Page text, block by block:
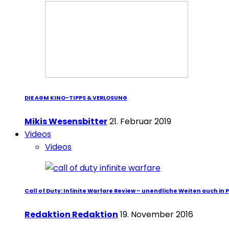
DIE AGM KINO-TIPPS & VERLOSUNG
Mikis Wesensbitter21. Februar 2019
Videos
Videos
Call of Duty: Infinite Warfare Review – unendliche Weiten auch in
Redaktion Redaktion 19. November 2016